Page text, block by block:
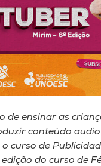
de ensinar as
conteúdo
curso de
do curso de